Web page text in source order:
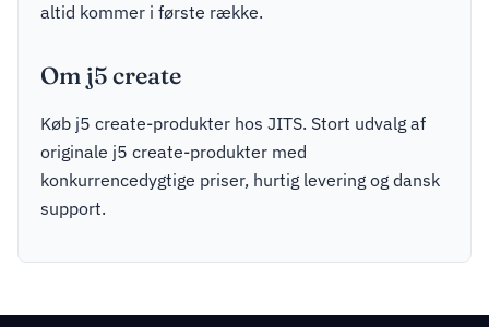
altid kommer i første række.
Om j5 create
Køb j5 create-produkter hos JITS. Stort udvalg af
originale j5 create-produkter med
konkurrencedygtige priser, hurtig levering og dansk
support.